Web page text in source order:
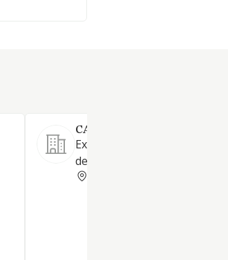
CAN RIBAS SL
Explotación de restaurante y
de colonia